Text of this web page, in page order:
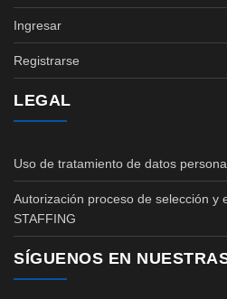
Ingresar
Registrarse
LEGAL
Uso de tratamiento de datos
Autorización proceso de selección y
STAFFING
SÍGUENOS EN